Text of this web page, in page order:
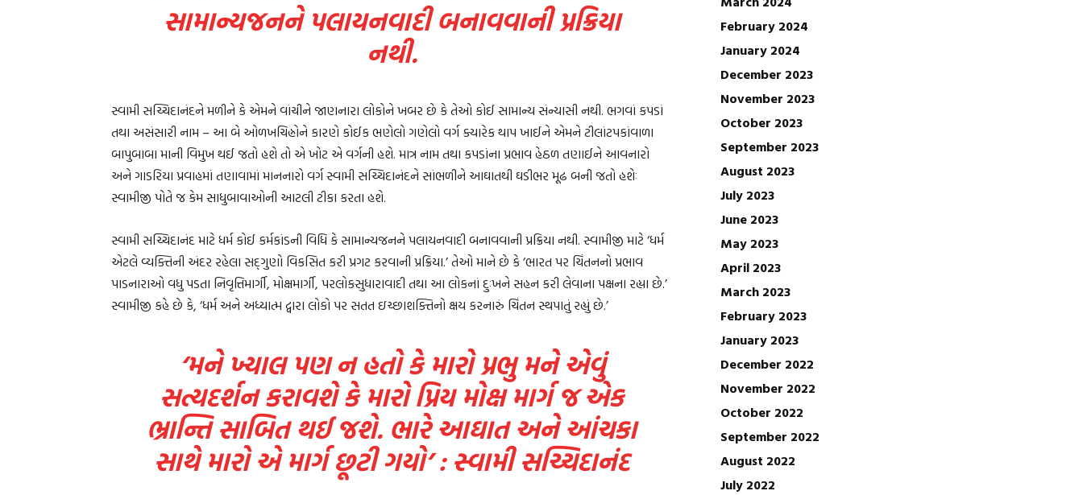
સામાન્યજનને પલાયનવાદી બનાવવાની પ્રક્રિયા
નથી.
સ્વામી સચ્ચિદાનંદને મળીને કે એમને વાંચીને જાણનારા લોકોને ખબર છે કે તેઓ કોઈ સામાન્ય સંન્યાસી નથી. ભગવાં કપડાં
તથા અસંસારી નામ – આ બે ઓળખચિહ્નોને કારણે કોઈક ભણેલો ગણેલો વર્ગ ક્યારેક થાપ ખાઈને એમને ટીલાંટપકાંવાળા
બાપુબાબા માની વિમુખ થઈ જતો હશે તો એ ખોટ એ વર્ગની હશે. માત્ર નામ તથા કપડાંના પ્રભાવ હેઠળ તણાઈને આવનારો
અને ગાડરિયા પ્રવાહમાં તણાવામાં માનનારો વર્ગ સ્વામી સચ્ચિદાનંદને સાંભળીને આઘાતથી ઘડીભર મૂઢ બની જતો હશેઃ
સ્વામીજી પોતે જ કેમ સાધુબાવાઓની આટલી ટીકા કરતા હશે.
સ્વામી સચ્ચિદાનંદ માટે ધર્મ કોઈ કર્મકાંડની વિધિ કે સામાન્યજનને પલાયનવાદી બનાવવાની પ્રક્રિયા નથી. સ્વામીજી માટે ‘ધર્મ
એટલે વ્યક્તિની અંદર રહેલા સદ્‌ગુણો વિકસિત કરી પ્રગટ કરવાની પ્રક્રિયા.’ તેઓ માને છે કે ‘ભારત પર ચિંતનનો પ્રભાવ
પાડનારાઓ વધુ પડતા નિવૃત્તિમાર્ગી, મોક્ષમાર્ગી, પરલોકસુધારાવાદી તથા આ લોકનાં દુઃખને સહન કરી લેવાના પક્ષના રહ્યા છે.’
સ્વામીજી કહે છે કે, ‘ધર્મ અને અધ્યાત્મ દ્વારા લોકો પર સતત ઇચ્છાશક્તિનો ક્ષય કરનારું ચિંતન સ્થપાતું રહ્યું છે.’
‘મને ખ્યાલ પણ ન હતો કે મારો પ્રભુ મને એવું
સત્યદર્શન કરાવશે કે મારો પ્રિય મોક્ષ માર્ગ જ એક
ભ્રાન્તિ સાબિત થઈ જશે. ભારે આઘાત અને આંચકા
સાથે મારો એ માર્ગ છૂટી ગયો’ : સ્વામી સચ્ચિદાનંદ
February 2024
January 2024
December 2023
November 2023
October 2023
September 2023
August 2023
July 2023
June 2023
May 2023
April 2023
March 2023
February 2023
January 2023
December 2022
November 2022
October 2022
September 2022
August 2022
July 2022